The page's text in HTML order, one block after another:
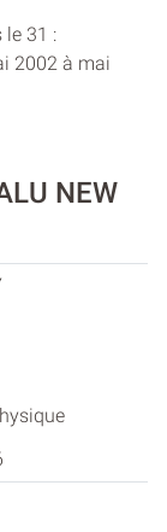
le 31 :
2002 à mai
NEW